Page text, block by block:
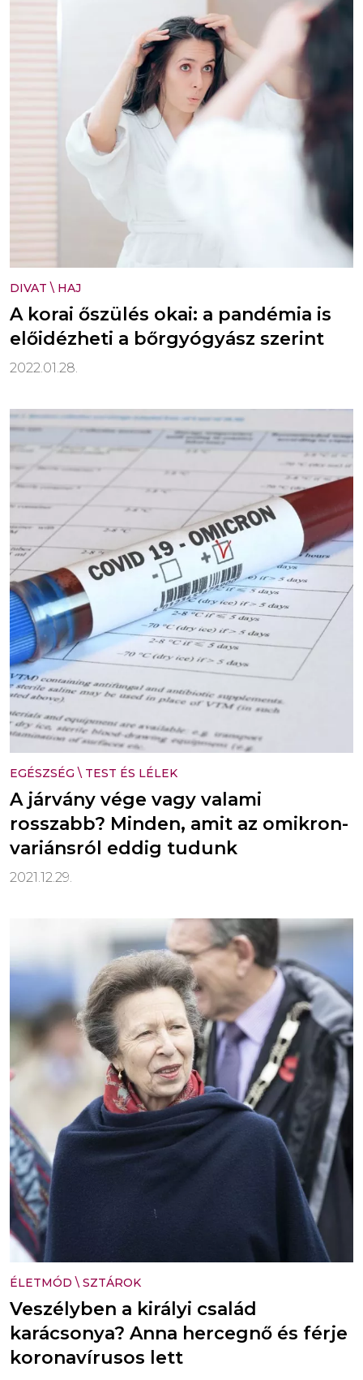
DIVAT \ HAJ
A korai őszülés okai: a pandémia is
előidézheti a bőrgyógyász szerint
2022.01.28.
EGÉSZSÉG \ TEST ÉS LÉLEK
A járvány vége vagy valami
rosszabb? Minden, amit az omikron-
variánsról eddig tudunk
2021.12.29.
ÉLETMÓD \ SZTÁROK
Veszélyben a királyi család
karácsonya? Anna hercegnő és férje
koronavírusos lett